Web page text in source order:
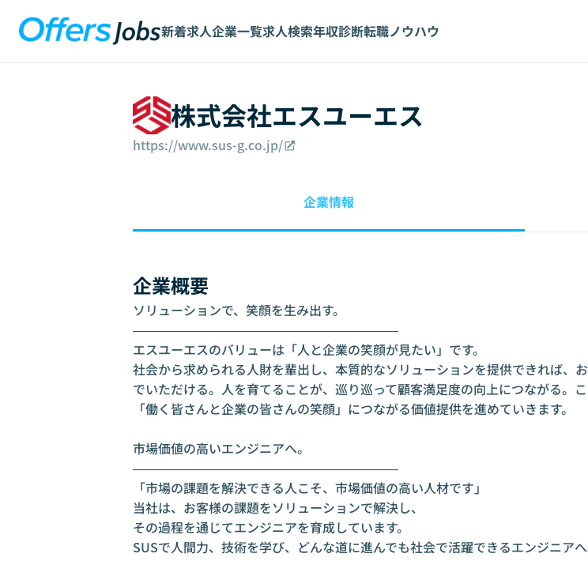
新着求人企業一覧求人検索年収診断転職ノウハウ
株式会社エスユーエス
https://www.sus-g.co.jp/
企業情報
企業概要
ソリューションで、笑顔を生み出す。
―――――――――――――――――――――
エスユーエスのバリューは「人と企業の笑顔が見たい」です。
社会から求められる人財を輩出し、本質的なソリューションを提供できれば、
でいただける。人を育てることが、巡り巡って顧客満足度の向上につながる。こ
「働く皆さんと企業の皆さんの笑顔」につながる価値提供を進めていきます。
市場価値の高いエンジニアへ。
―――――――――――――――――――――
「市場の課題を解決できる人こそ、市場価値の高い人材です」
当社は、お客様の課題をソリューションで解決し、
その過程を通じてエンジニアを育成しています。
SUSで人間力、技術を学び、どんな道に進んでも社会で活躍できるエンジニアへ